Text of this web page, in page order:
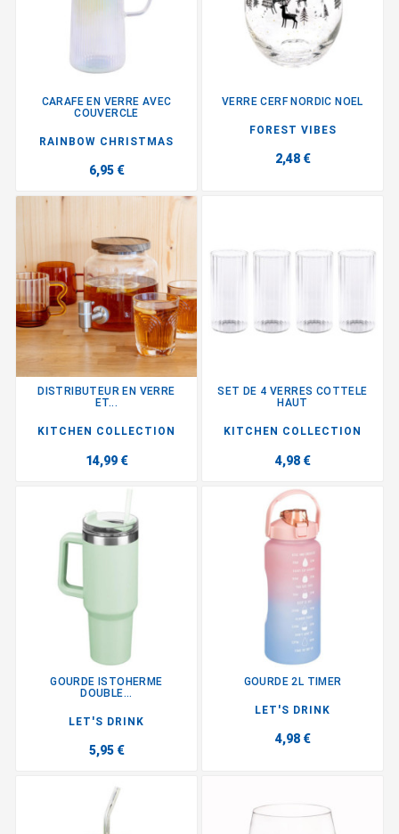
CARAFE EN VERRE AVEC
COUVERCLE
RAINBOW CHRISTMAS
6,95 €
VERRE CERF NORDIC NOEL
FOREST VIBES
2,48 €
DISTRIBUTEUR EN VERRE
ET...
KITCHEN COLLECTION
14,99 €
SET DE 4 VERRES COTTELE
HAUT
KITCHEN COLLECTION
4,98 €
GOURDE ISTOHERME
DOUBLE...
LET'S DRINK
5,95 €
GOURDE 2L TIMER
LET'S DRINK
4,98 €